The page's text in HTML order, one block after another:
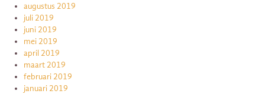
augustus 2019
juli 2019
juni 2019
mei 2019
april 2019
maart 2019
februari 2019
januari 2019